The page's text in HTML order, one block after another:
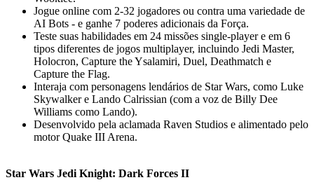
Jogue online com 2-32 jogadores ou contra uma variedade de
AI Bots - e ganhe 7 poderes adicionais da Força.
Teste suas habilidades em 24 missões single-player e em 6
tipos diferentes de jogos multiplayer, incluindo Jedi Master,
Holocron, Capture the Ysalamiri, Duel, Deathmatch e
Capture the Flag.
Interaja com personagens lendários de Star Wars, como Luke
Skywalker e Lando Calrissian (com a voz de Billy Dee
Williams como Lando).
Desenvolvido pela aclamada Raven Studios e alimentado pelo
motor Quake III Arena.
Star Wars Jedi Knight: Dark Forces II